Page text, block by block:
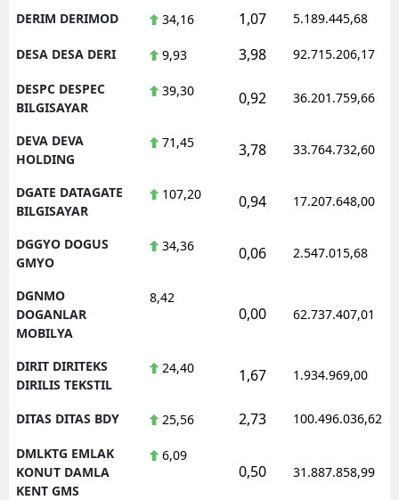
DERIM DERIMOD 34,16 1,07 5.189.445,68
DESA DESA DERI 9,93 3,98 92.715.206,17
DESPC DESPEC
BILGISAYAR
39,30 0,92 36.201.759,66
DEVA DEVA
HOLDING
71,45 3,78 33.764.732,60
DGATE DATAGATE
BILGISAYAR
107,20 0,94 17.207.648,00
DGGYO DOGUS
GMYO
34,36 0,06 2.547.015,68
DGNMO
DOGANLAR
MOBILYA
8,42
0,00 62.737.407,01
DIRIT DIRITEKS
DIRILIS TEKSTIL
24,40 1,67 1.934.969,00
DITAS DITAS BDY 25,56 2,73 100.496.036,62
DMLKTG EMLAK
KONUT DAMLA
KENT GMS
6,09
0,50 31.887.858,99